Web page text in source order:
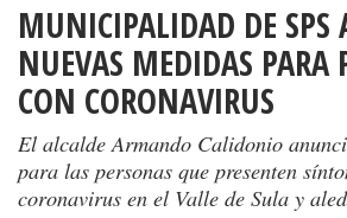
MUNICIPALIDAD DE
NUEVAS MEDIDAS PARA
CON CORONAVIRUS
El alcalde Armando Calidonio
para las personas que presenten
coronavirus en el Valle de Sula y